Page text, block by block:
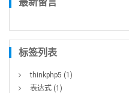
标签列表
thinkphp5 (1)
表达式 (1)